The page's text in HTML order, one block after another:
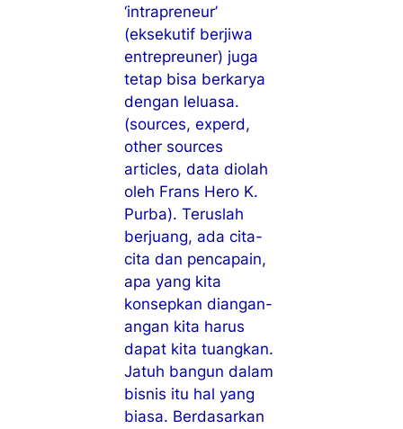
‘intrapreneur’
(eksekutif berjiwa
entrepreuner) juga
tetap bisa berkarya
dengan leluasa.
(sources, experd,
other sources
articles, data diolah
oleh Frans Hero K.
Purba). Teruslah
berjuang, ada cita-
cita dan pencapain,
apa yang kita
konsepkan diangan-
angan kita harus
dapat kita tuangkan.
Jatuh bangun dalam
bisnis itu hal yang
biasa. Berdasarkan